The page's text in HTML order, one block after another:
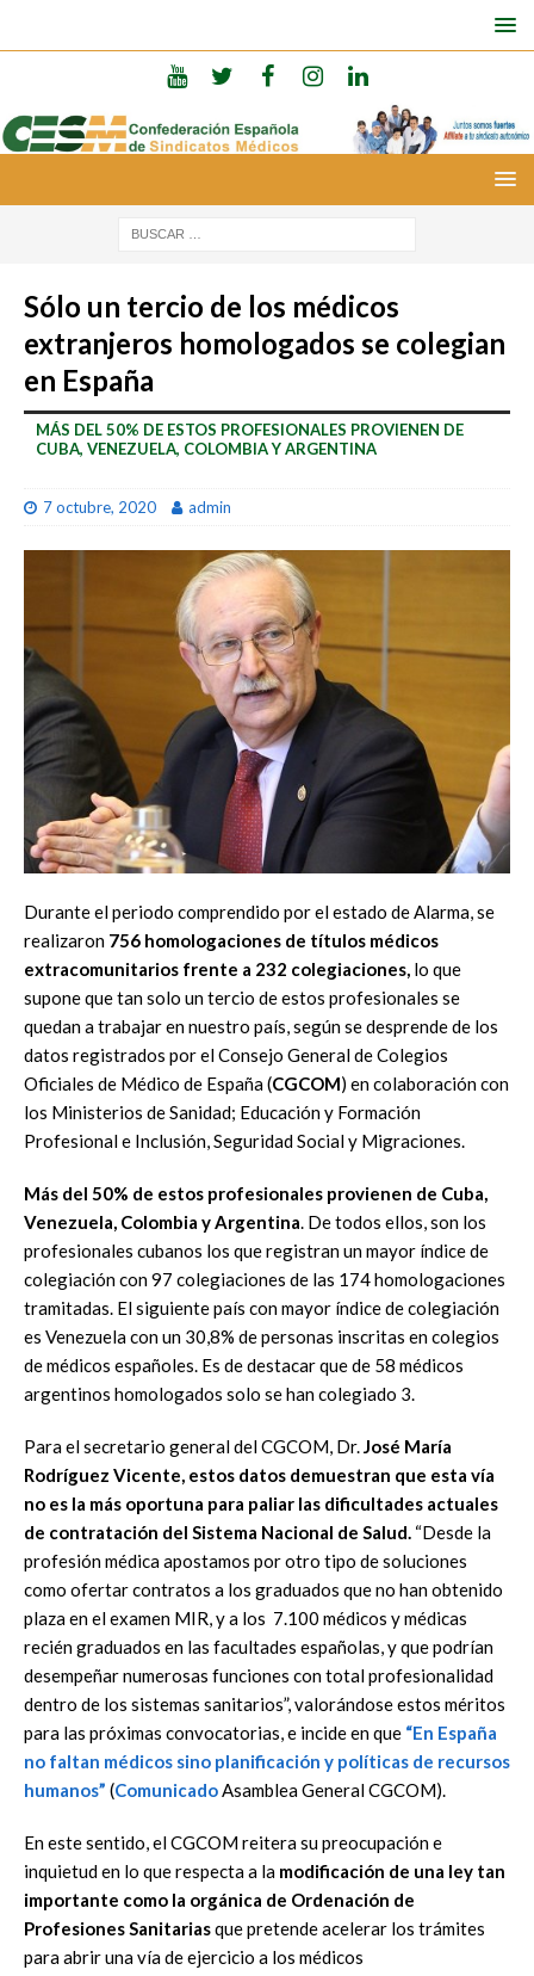
Sólo un tercio de los médicos
extranjeros homologados se colegian
en España
MÁS DEL 50% DE ESTOS PROFESIONALES PROVIENEN DE
CUBA, VENEZUELA, COLOMBIA Y ARGENTINA
7 octubre, 2020 admin
Durante el periodo comprendido por el estado de Alarma, se
realizaron 756 homologaciones de títulos médicos
extracomunitarios frente a 232 colegiaciones, lo que
supone que tan solo un tercio de estos profesionales se
quedan a trabajar en nuestro país, según se desprende de los
datos registrados por el Consejo General de Colegios
Oficiales de Médico de España (CGCOM) en colaboración con
los Ministerios de Sanidad; Educación y Formación
Profesional e Inclusión, Seguridad Social y Migraciones.
Más del 50% de estos profesionales provienen de Cuba,
Venezuela, Colombia y Argentina. De todos ellos, son los
profesionales cubanos los que registran un mayor índice de
colegiación con 97 colegiaciones de las 174 homologaciones
tramitadas. El siguiente país con mayor índice de colegiación
es Venezuela con un 30,8% de personas inscritas en colegios
de médicos españoles. Es de destacar que de 58 médicos
argentinos homologados solo se han colegiado 3.
Para el secretario general del CGCOM, Dr.José María
Rodríguez Vicente, estos datos demuestran que esta vía
no es la más oportuna para paliar las dificultades actuales
de contratación del Sistema Nacional de Salud. “Desde la
profesión médica apostamos por otro tipo de soluciones
como ofertar contratos a los graduados que no han obtenido
plaza en el examen MIR, y a los 7.100 médicos y médicas
recién graduados en las facultades españolas, y que podrían
desempeñar numerosas funciones con total profesionalidad
dentro de los sistemas sanitarios”, valorándose estos méritos
para las próximas convocatorias, e incide en que “En España
no faltan médicos sino planificación y políticas de recursos
humanos” (ComunicadoAsamblea General CGCOM).
En este sentido, el CGCOM reitera su preocupación e
inquietud en lo que respecta a la modificación de una ley tan
importante como la orgánica de Ordenación de
Profesiones Sanitariasque pretende acelerar los trámites
para abrir una vía de ejercicio a los médicos